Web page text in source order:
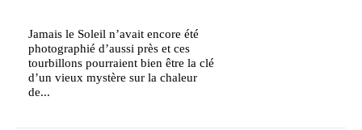
Jamais le Soleil n’avait encore été
photographié d’aussi près et ces
tourbillons pourraient bien être la clé
d’un vieux mystère sur la chaleur
de...